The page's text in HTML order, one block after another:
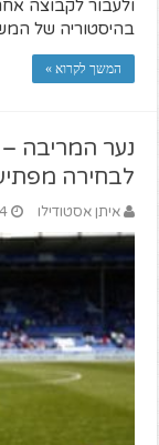
ולעבור לקבוצה
בהיסטוריה של
המשך לקרוא »
נער המריבה
לבחירה
איתן אסטודילו 14